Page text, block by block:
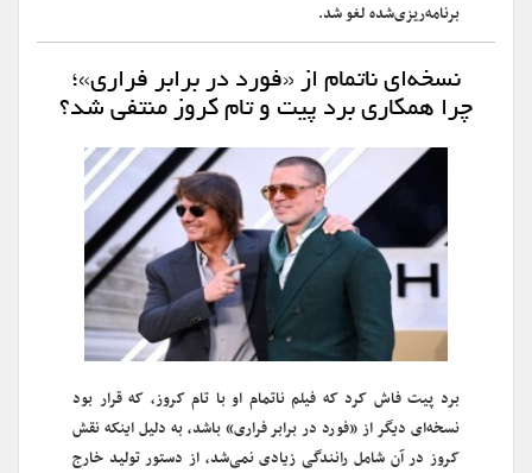
برنامه‌ریزی‌شده لغو شد.
نسخه‌ای ناتمام از «فورد در برابر فراری»؛
چرا همکاری برد پیت و تام کروز منتفی شد؟
برد پیت فاش کرد که فیلم ناتمام او با تام کروز، که قرار بود
نسخه‌ای دیگر از «فورد در برابر فراری» باشد، به دلیل اینکه نقش
کروز در آن شامل رانندگی زیادی نمی‌شد، از دستور تولید خارج